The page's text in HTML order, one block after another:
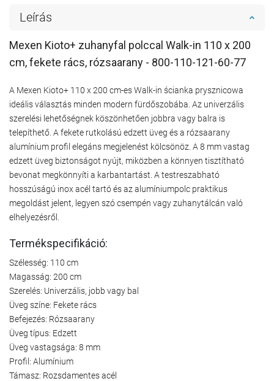
Leírás
Mexen Kioto+ zuhanyfal polccal Walk-in 110 x 200
cm, fekete rács, rózsaarany - 800-110-121-60-77
A Mexen Kioto+ 110 x 200 cm-es Walk-in ścianka prysznicowa
ideális választás minden modern fürdőszobába. Az univerzális
szerelési lehetőségnek köszönhetően jobbra vagy balra is
telepíthető. A fekete rutkolású edzett üveg és a rózsaarany
alumínium profil elegáns megjelenést kölcsönöz. A 8 mm vastag
edzett üveg biztonságot nyújt, miközben a könnyen tisztítható
bevonat megkönnyíti a karbantartást. A testreszabható
hosszúságú inox acél tartó és az alumíniumpolc praktikus
megoldást jelent, legyen szó csempén vagy zuhanytálcán való
elhelyezésről.
Termékspecifikáció:
Szélesség: 110 cm
Magasság: 200 cm
Szerelés: Univerzális, jobb vagy bal
Üveg színe: Fekete rács
Befejezés: Rózsaarany
Üveg típus: Edzett
Üveg vastagsága: 8 mm
Profil: Alumínium
Támasz: Rozsdamentes acél